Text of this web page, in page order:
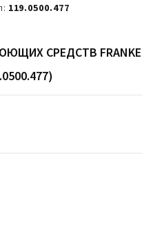
119.0500.477
СРЕДСТВ FRANKE